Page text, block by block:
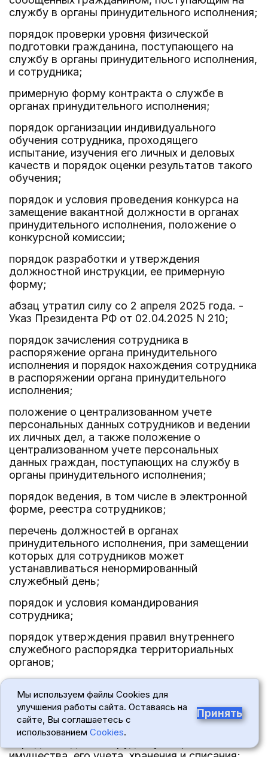
службу в органы принудительного исполнения;
порядок проверки уровня физической
подготовки гражданина, поступающего на
службу в органы принудительного исполнения,
и сотрудника;
примерную форму контракта о службе в
органах принудительного исполнения;
порядок организации индивидуального
обучения сотрудника, проходящего
испытание, изучения его личных и деловых
качеств и порядок оценки результатов такого
обучения;
порядок и условия проведения конкурса на
замещение вакантной должности в органах
принудительного исполнения, положение о
конкурсной комиссии;
порядок разработки и утверждения
должностной инструкции, ее примерную
форму;
абзац утратил силу со 2 апреля 2025 года. -
Указ Президента РФ от 02.04.2025 N 210;
порядок зачисления сотрудника в
распоряжение органа принудительного
исполнения и порядок нахождения сотрудника
в распоряжении органа принудительного
исполнения;
положение о централизованном учете
персональных данных сотрудников и ведении
их личных дел, а также положение о
централизованном учете персональных
данных граждан, поступающих на службу в
органы принудительного исполнения;
порядок ведения, в том числе в электронной
форме, реестра сотрудников;
перечень должностей в органах
принудительного исполнения, при замещении
которых для сотрудников может
устанавливаться ненормированный
служебный день;
порядок и условия командирования
сотрудника;
порядок утверждения правил внутреннего
служебного распорядка территориальных
органов;
время, затраченное сотрудником на проезд к
месту проведения отпуска и обратно, и
порядок их представления;
Мы используем файлы Cookies для
улучшения работы сайта. Оставаясь на
сайте, Вы соглашаетесь с
использованием Cookies.
Принять